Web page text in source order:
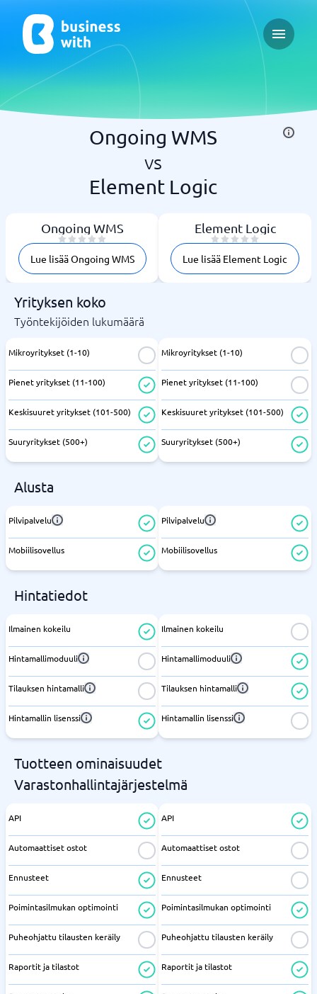
Open
Ongoing WMS
vs
Element Logic
Ongoing WMS
Lue lisää Ongoing WMS
Element Logic
Lue lisää Element Logic
Yrityksen koko
Työntekijöiden lukumäärä
Mikroyritykset (1-10)
Pienet yritykset (11-100)
Keskisuuret yritykset (101-500)
Suuryritykset (500+)
Mikroyritykset (1-10)
Pienet yritykset (11-100)
Keskisuuret yritykset (101-500)
Suuryritykset (500+)
Alusta
Pilvipalvelu
Mobiilisovellus
Pilvipalvelu
Mobiilisovellus
Hintatiedot
Ilmainen kokeilu
Hintamallimoduuli
Tilauksen hintamalli
Hintamallin lisenssi
Ilmainen kokeilu
Hintamallimoduuli
Tilauksen hintamalli
Hintamallin lisenssi
Tuotteen ominaisuudet
Varastonhallintajärjestelmä
API
Automaattiset ostot
Ennusteet
Poimintasilmukan optimointi
Puheohjattu tilausten keräily
Raportit ja tilastot
API
Automaattiset ostot
Ennusteet
Poimintasilmukan optimointi
Puheohjattu tilausten keräily
Raportit ja tilastot